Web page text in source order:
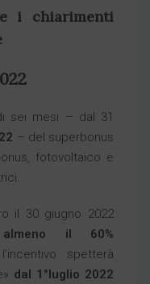
i chiarimenti
sei mesi – dal 31
– del superbonus
fotovoltaico e
il 30 giugno 2022
almeno il 60%
spetterà
dal 1°luglio 2022